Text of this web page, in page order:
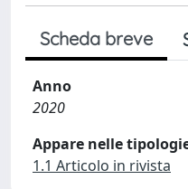
Scheda breve
Anno
2020
Appare nelle
1.1 Articolo in rivista